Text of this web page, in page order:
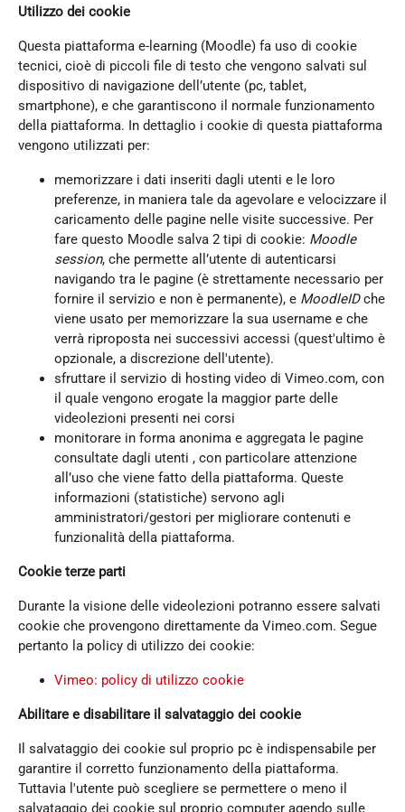
Utilizzo dei cookie
Questa piattaforma e-learning (Moodle) fa uso di cookie
tecnici, cioè di piccoli file di testo che vengono salvati sul
dispositivo di navigazione dell’utente (pc, tablet,
smartphone), e che garantiscono il normale funzionamento
della piattaforma. In dettaglio i cookie di questa piattaforma
vengono utilizzati per:
memorizzare i dati inseriti dagli utenti e le loro
preferenze, in maniera tale da agevolare e velocizzare il
caricamento delle pagine nelle visite successive. Per
fare questo Moodle salva 2 tipi di cookie: Moodle
session, che permette all’utente di autenticarsi
navigando tra le pagine (è strettamente necessario per
fornire il servizio e non è permanente), e MoodleIDche
viene usato per memorizzare la sua username e che
verrà riproposta nei successivi accessi (quest'ultimo è
opzionale, a discrezione dell'utente).
sfruttare il servizio di hosting video di Vimeo.com, con
il quale vengono erogate la maggior parte delle
videolezioni presenti nei corsi
monitorare in forma anonima e aggregata le pagine
consultate dagli utenti , con particolare attenzione
all’uso che viene fatto della piattaforma. Queste
informazioni (statistiche) servono agli
amministratori/gestori per migliorare contenuti e
funzionalità della piattaforma.
Cookie terze parti
Durante la visione delle videolezioni potranno essere salvati
cookie che provengono direttamente da Vimeo.com. Segue
pertanto la policy di utilizzo dei cookie:
Vimeo: policy di utilizzo cookie
Abilitare e disabilitare il salvataggio dei cookie
Il salvataggio dei cookie sul proprio pc è indispensabile per
garantire il corretto funzionamento della piattaforma.
Tuttavia l'utente può scegliere se permettere o meno il
salvataggio dei cookie sul proprio computer agendo sulle